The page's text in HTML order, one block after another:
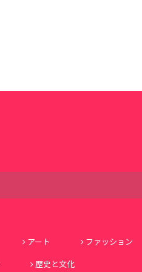
アート ファッション
歴史と文化